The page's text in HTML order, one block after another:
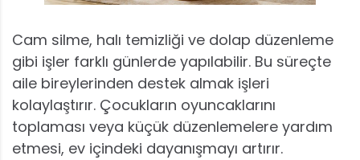
Cam silme, halı temizliği ve dolap düzenleme
gibi işler farklı günlerde yapılabilir. Bu süreçte
aile bireylerinden destek almak işleri
kolaylaştırır. Çocukların oyuncaklarını
toplaması veya küçük düzenlemelere yardım
etmesi, ev içindeki dayanışmayı artırır.